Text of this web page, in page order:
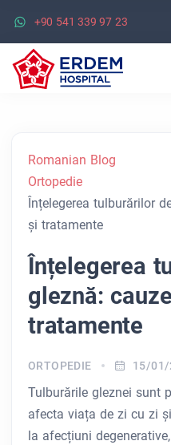
+90 541 339 97 23
Romanian Blog
Ortopedie
Înțelegerea tulburărilor
și tratamente
Înțelegerea
gleznă:
tratamente
ORTOPEDIE 15/01/
Tulburările gleznei sunt
afecta viața de zi cu zi
la afecțiuni